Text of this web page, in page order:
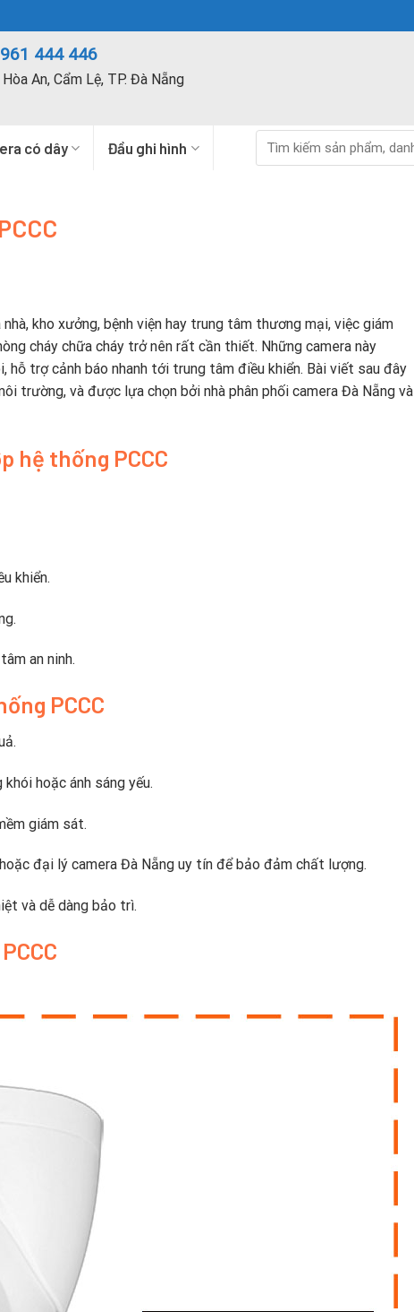
444 446
An, Cẩm Lệ, TP. Đà Nẵng
có dây Đầu ghi hình
kiếm:
kho xưởng, bệnh viện hay trung tâm thương mại, việc giám
cháy chữa cháy trở nên rất cần thiết. Những camera này
hỗ trợ cảnh báo nhanh tới trung tâm điều khiển. Bài viết sau đây
trường, và được lựa chọn bởi nhà phân phối camera Đà Nẵng và
hệ thống PCCC
khiển.
an ninh.
PCCC
hoặc ánh sáng yếu.
giám sát.
đại lý camera Đà Nẵng uy tín để bảo đảm chất lượng.
và dễ dàng bảo trì.